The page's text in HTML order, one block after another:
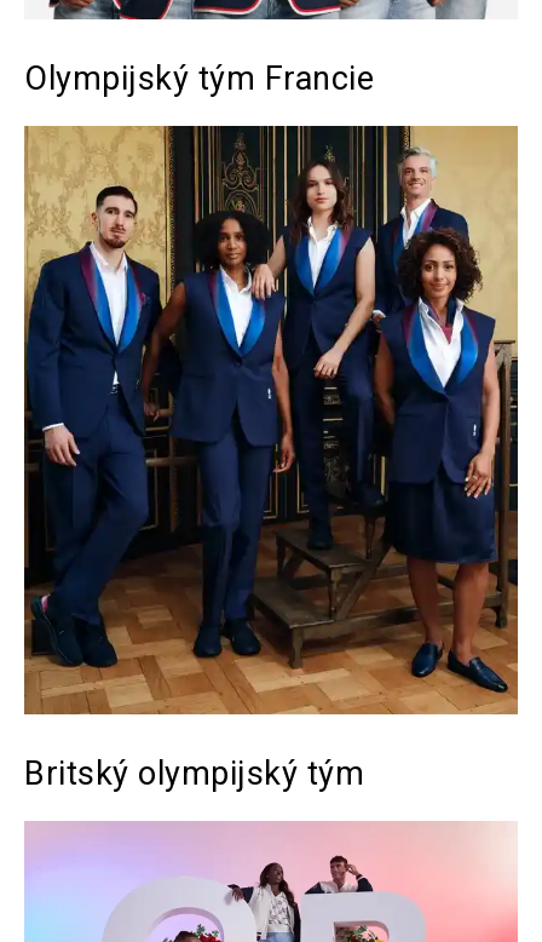
Olympijský tým Francie
Britský olympijský tým